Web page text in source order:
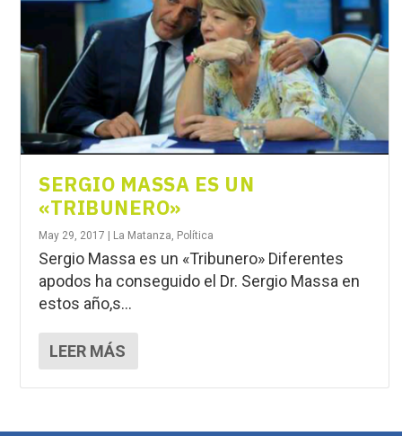
SERGIO MASSA ES UN
«TRIBUNERO»
May 29, 2017 | La Matanza, Política
Sergio Massa es un «Tribunero» Diferentes
apodos ha conseguido el Dr. Sergio Massa en
estos año,s...
LEER MÁS